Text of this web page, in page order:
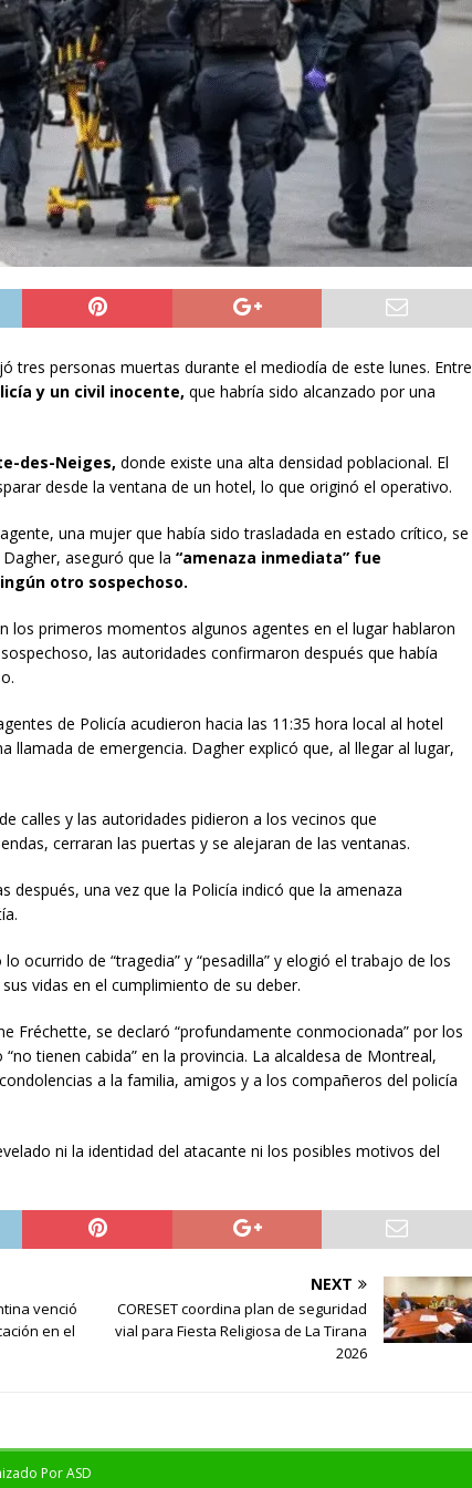
la región
POLICIAL
El papa León XIV viajará a Uruguay, Argentina y Perú del 6 al 17 de
Diputado Jofré oficia a la SCJ para fiscalizar el impacto fiscal en la
el GORE Tarapacá
DEPORTES
tres personas muertas durante el mediodía de este lunes. Entre
y un civil inocente, que habría sido alcanzado por una
des-Neiges, donde existe una alta densidad poblacional. El
desde la ventana de un hotel, lo que originó el operativo.
una mujer que había sido trasladada en estado crítico, se
aseguró que la “amenaza inmediata” fue
otro sospechoso.
los primeros momentos algunos agentes en el lugar hablaron
las autoridades confirmaron después que había
de Policía acudieron hacia las 11:35 hora local al hotel
llamada de emergencia. Dagher explicó que, al llegar al lugar,
calles y las autoridades pidieron a los vecinos que
cerraran las puertas y se alejaran de las ventanas.
después, una vez que la Policía indicó que la amenaza
ocurrido de “tragedia” y “pesadilla” y elogió el trabajo de los
vidas en el cumplimiento de su deber.
Fréchette, se declaró “profundamente conmocionada” por los
tienen cabida” en la provincia. La alcaldesa de Montreal,
a la familia, amigos y a los compañeros del policía
ni la identidad del atacante ni los posibles motivos del
venció
en el
NEXT
CORESET coordina plan de seguridad
vial para Fiesta Religiosa de La Tirana
2026
PorASD